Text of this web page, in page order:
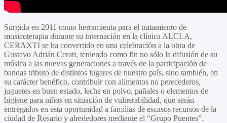
Surgido en 2011 como herramienta para el tratamiento de
musicoterapia durante su internación en la clínica ALCLA,
CERAXTI se ha convertido en una celebración a la obra de
Gustavo Adrián Cerati, teniendo como fin no sólo la difusión de su
música a las nuevas generaciones a través de la participación de
bandas tributo de distintos lugares de nuestro país, sino también, en
su carácter benéfico, contribuir con alimentos no perecederos,
juguetes en buen estado, leche en polvo, pañales o elementos de
higiene para niños en situación de vulnerabilidad, que serán
entregados en esta oportunidad a familias de escasos recursos de la
ciudad de Rosario y alrededores mediante el “Grupo Puentes”.